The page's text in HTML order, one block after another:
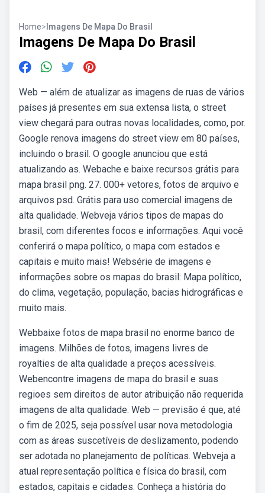
Home> Imagens De Mapa Do Brasil
Imagens De Mapa Do Brasil
Web — além de atualizar as imagens de ruas de vários
países já presentes em sua extensa lista, o street
view chegará para outras novas localidades, como, por.
Google renova imagens do street view em 80 países,
incluindo o brasil. O google anunciou que está
atualizando as. Webache e baixe recursos grátis para
mapa brasil png. 27. 000+ vetores, fotos de arquivo e
arquivos psd. Grátis para uso comercial imagens de
alta qualidade. Webveja vários tipos de mapas do
brasil, com diferentes focos e informações. Aqui você
conferirá o mapa político, o mapa com estados e
capitais e muito mais! Websérie de imagens e
informações sobre os mapas do brasil: Mapa político,
do clima, vegetação, população, bacias hidrográficas e
muito mais.
Webbaixe fotos de mapa brasil no enorme banco de
imagens. Milhões de fotos, imagens livres de
royalties de alta qualidade a preços acessíveis.
Webencontre imagens de mapa do brasil e suas
regioes sem direitos de autor atribuição não requerida
imagens de alta qualidade. Web — previsão é que, até
o fim de 2025, seja possível usar nova metodologia
com as áreas suscetíveis de deslizamento, podendo
ser adotada no planejamento de políticas. Webveja a
atual representação política e física do brasil, com
estados, capitais e cidades. Conheça a história do